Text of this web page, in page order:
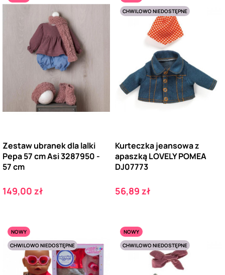
Zestaw ubranek dla lalki
Pepa 57 cm Asi 3287950 -
57 cm
Cena
149,00 zł
CHWILOWO NIEDOSTĘPNE
Kurteczka jeansowa z
apaszką LOVELY POMEA
DJ07773
Cena
56,89 zł
NOWY
CHWILOWO NIEDOSTĘPNE
NOWY
CHWILOWO NIEDOSTĘPNE